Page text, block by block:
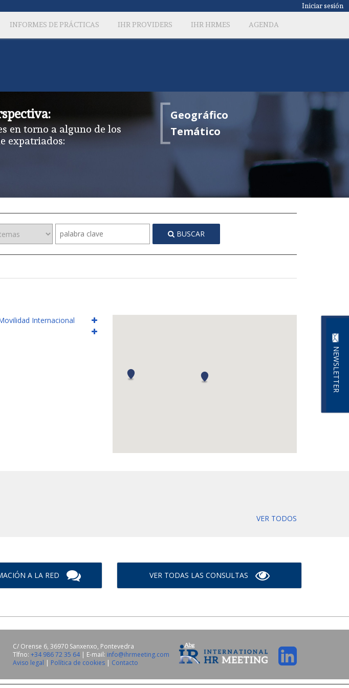
Iniciar sesión
INFORMES DE PRÁCTICAS IHR PROVIDERS IHR HRMES AGENDA
NEWSLETTER
en torno a alguno de los
expatriados:
Geográfico
Temático
BUSCAR
Internacional
VER TODOS
A LA RED VER TODAS LAS CONSULTAS
C/ Orense 6, 36970 Sanxenxo, Pontevedra
Tlfno: +34 986 72 35 64| E-mail: info@ihrmeeting.com
Aviso legal | Política de cookies | Contacto